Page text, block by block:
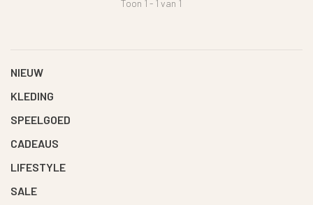
Toon 1 - 1 van 1
NIEUW
KLEDING
SPEELGOED
CADEAUS
LIFESTYLE
SALE